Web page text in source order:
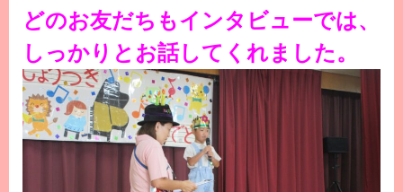
どのお友だちもインタビューでは、
しっかりとお話してくれました。